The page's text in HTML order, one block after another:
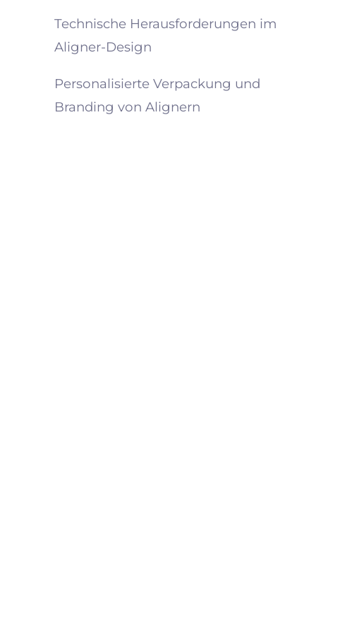
Technische Herausforderungen im
Aligner-Design
Personalisierte Verpackung und
Branding von Alignern